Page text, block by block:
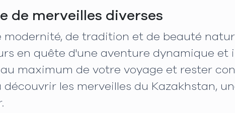
de merveilles diverses
de tradition et de beauté
en quête d'une aventure dynamique et
maximum de votre voyage et rester
les merveilles du Kazakhstan,